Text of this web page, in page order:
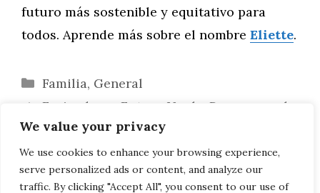
We value your privacy
We use cookies to enhance your browsing experience,
serve personalized ads or content, and analyze our
traffic. By clicking "Accept All", you consent to our use of
futuro más sostenible y equitativo para
todos. Aprende más sobre el nombre Eliette.
Categorías
Familia, General
Forjando un Futuro Verde: Programas de
Educación Ambiental en Honor a Eliette
Eliette y la Sostenibilidad: Forjando un
Futuro Verde con Iniciativas y Campañas